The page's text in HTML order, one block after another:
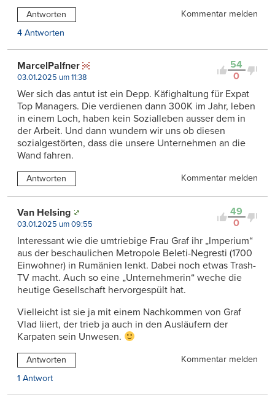
Antworten
Kommentar melden
4 Antworten
54
0
MarcelPalfner
03.01.2025 um 11:38
Wer sich das antut ist ein Depp. Käfighaltung für Expat
Top Managers. Die verdienen dann 300K im Jahr, leben
in einem Loch, haben kein Sozialleben ausser dem in
der Arbeit. Und dann wundern wir uns ob diesen
sozialgestörten, dass die unsere Unternehmen an die
Wand fahren.
Antworten Kommentar melden
49
0
Van Helsing
03.01.2025 um 09:55
Interessant wie die umtriebige Frau Graf ihr „Imperium“
aus der beschaulichen Metropole Beleti-Negresti (1700
Einwohner) in Rumänien lenkt. Dabei noch etwas Trash-
TV macht. Auch so eine „Unternehmerin“ weche die
heutige Gesellschaft hervorgespült hat.
Vielleicht ist sie ja mit einem Nachkommen von Graf
Vlad liiert, der trieb ja auch in den Ausläufern der
Karpaten sein Unwesen.
Antworten
Kommentar melden
1 Antwort